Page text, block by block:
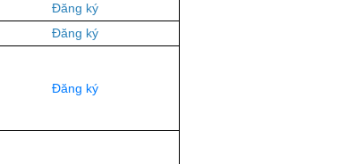
Đăng ký
Đăng ký
Đăng ký